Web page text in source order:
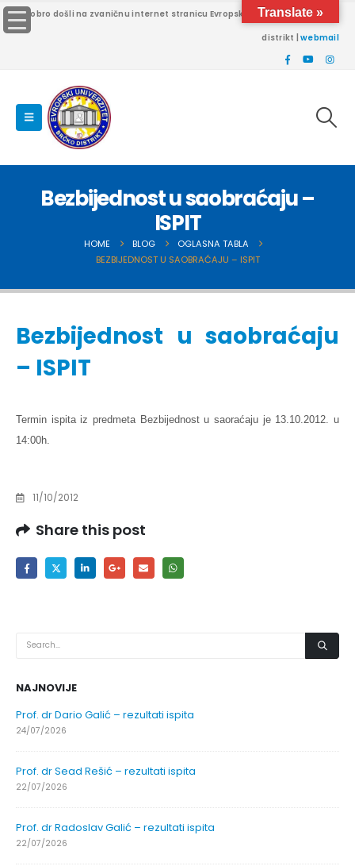
Dobro došli na zvaničnu internet stranicu Evropskog univerziteta Brčko
distrikt |webmail
Bezbijednost u saobraćaju –
ISPIT
HOME BLOG
OGLASNA TABLA
BEZBIJEDNOST U SAOBRAĆAJU – ISPIT
Bezbijednost u saobraćaju
– ISPIT
Termin ispita iz predmeta Bezbijednost u saoraćaju je 13.10.2012. u
14:00h.
11/10/2012
Share this post
NAJNOVIJE
Prof. dr Dario Galić – rezultati ispita
24/07/2026
Prof. dr Sead Rešić – rezultati ispita
22/07/2026
Prof. dr Radoslav Galić – rezultati ispita
22/07/2026
Translate »